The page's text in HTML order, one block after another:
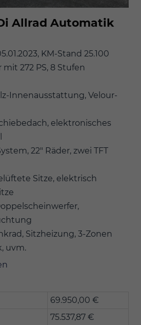
Allrad Automatik
KM-Stand 25.100
272 PS, 8 Stufen
Innenausstattung, Velour-
elektronisches
22" Räder, zwei TFT
Sitze, elektrisch
Sitzheizung, 3-Zonen
uvm.
69.950,00 €
75.537,87 €